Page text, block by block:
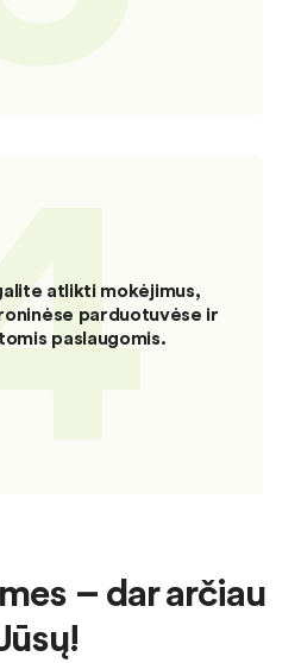
atlikti mokėjimus,
parduotuvėse ir
paslaugomis.
– dar arčiau